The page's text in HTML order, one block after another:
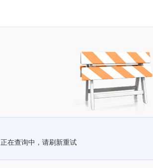
正在查询中，请刷新重试